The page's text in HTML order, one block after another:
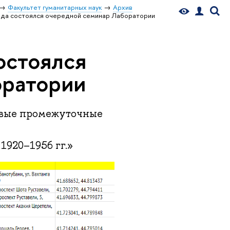
Факультет гуманитарных наук
Архив
состоялся очередной семинар Лаборатории
промежуточные
гг.»